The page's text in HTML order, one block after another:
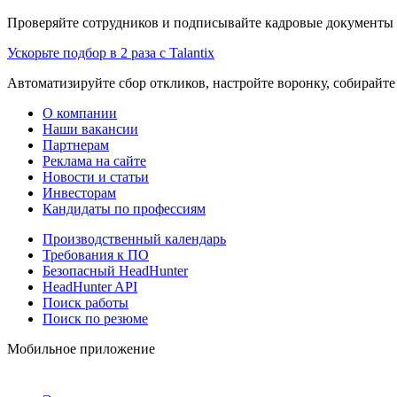
Проверяйте сотрудников и подписывайте кадровые
Ускорьте подбор в 2 раза с Talantix
Автоматизируйте сбор откликов, настройте воронку,
О компании
Наши вакансии
Партнерам
Реклама на сайте
Новости и статьи
Инвесторам
Кандидаты по профессиям
Производственный календарь
Требования к ПО
Безопасный HeadHunter
HeadHunter API
Поиск работы
Поиск по резюме
Мобильное приложение